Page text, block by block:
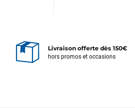
Livraison offerte dès 150€
hors promos et occasions